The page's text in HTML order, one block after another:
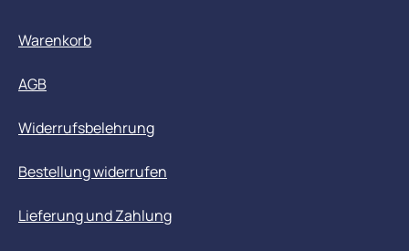
Warenkorb
AGB
Widerrufsbelehrung
Bestellung widerrufen
Lieferung und Zahlung